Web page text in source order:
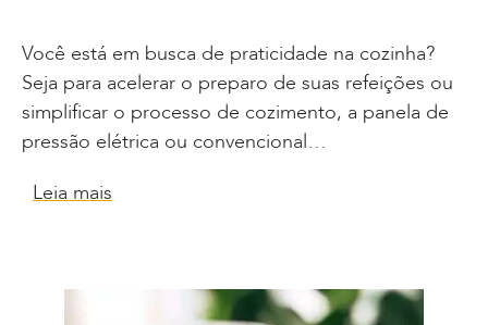
Você está em busca de praticidade na cozinha?
Seja para acelerar o preparo de suas refeições ou
simplificar o processo de cozimento, a panela de
pressão elétrica ou convencional…
Leia mais